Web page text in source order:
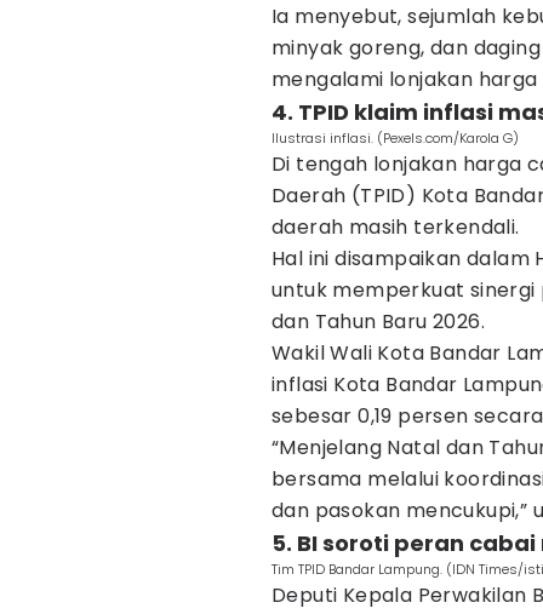
Ia menyebut, sejumlah
minyak goreng, dan
mengalami lonjakan harga
4. TPID klaim inflasi
Ilustrasi inflasi. (Pexels.com/Karola G)
Di tengah lonjakan harga
Daerah (TPID) Kota
daerah masih terkendali.
Hal ini disampaikan dalam
untuk memperkuat sinergi
dan Tahun Baru 2026.
Wakil Wali Kota Bandar
inflasi Kota Bandar
sebesar 0,19 persen
“Menjelang Natal dan
bersama melalui
dan pasokan mencukupi,”
5. BI soroti peran
Tim TPID Bandar Lampung. (IDN Times/
Deputi Kepala Perwakilan